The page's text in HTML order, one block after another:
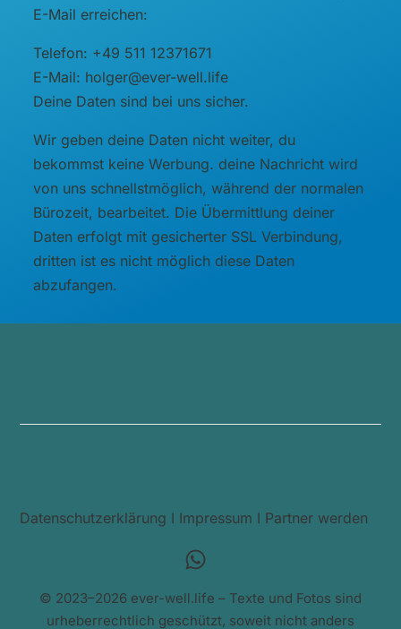
E-Mail erreichen:
Telefon: +49 511 12371671
E-Mail: holger@ever-well.life
Deine Daten sind bei uns sicher.
Wir geben deine Daten nicht weiter, du
bekommst keine Werbung. deine Nachricht wird
von uns schnellstmöglich, während der normalen
Bürozeit, bearbeitet. Die Übermittlung deiner
Daten erfolgt mit gesicherter SSL Verbindung,
dritten ist es nicht möglich diese Daten
abzufangen.
Datenschutzerklärung I Impressum I Partner werden
© 2023–2026 ever-well.life – Texte und Fotos sind
urheberrechtlich geschützt, soweit nicht anders